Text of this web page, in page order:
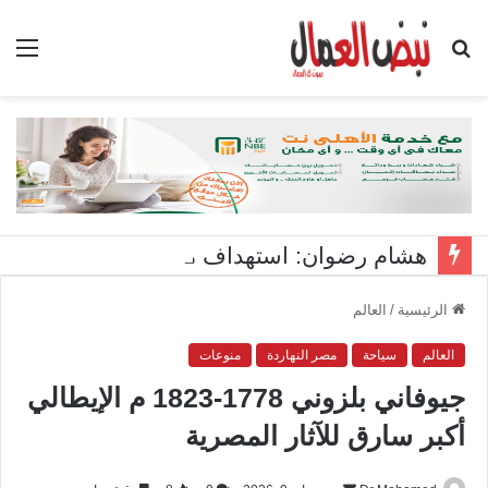
بحث
الرئيسية / العالم
العالم سياحة مصر النهاردة منوعات
جيوفاني بلزوني 1778-1823 م الإيطالي
أكبر سارق للآثار المصرية